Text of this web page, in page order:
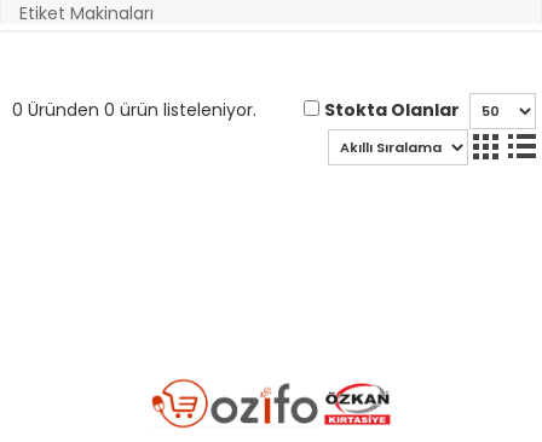
Etiket Makinaları
Oyuncak & Spor Gereçleri
0 Üründen 0 ürün listeleniyor. Stokta Olanlar